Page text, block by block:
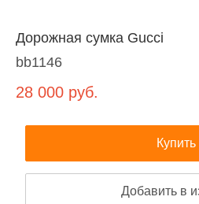
Дорожная сумка Gucci
bb1146
28 000 руб.
Купить
Добавить в